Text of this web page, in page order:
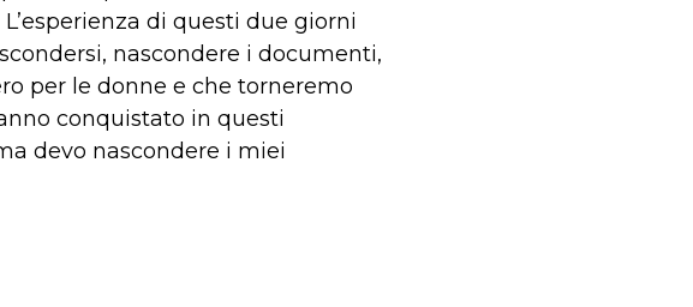
di questi due giorni
nascondere i documenti,
per le donne e che torneremo
conquistato in questi
devo nascondere i miei